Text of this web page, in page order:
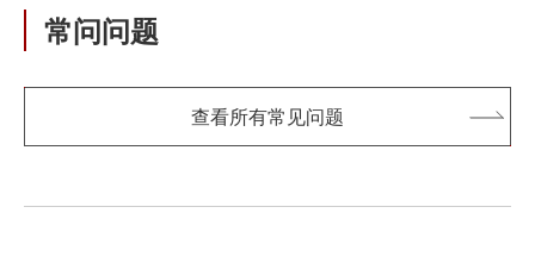
常问问题
查看所有常见问题